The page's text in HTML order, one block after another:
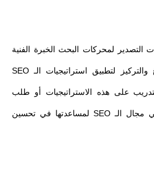
لمحركات البحث الخبرة الفنية
الكبيرة، ولكن يتطلب التفرغ والتركيز لتطبيق استراتيجيات الـ SEO
على هذه الاستراتيجيات أو طلب
خدمات شركات متخصصة في مجال الـ SEO لمساعدتها في تحسين